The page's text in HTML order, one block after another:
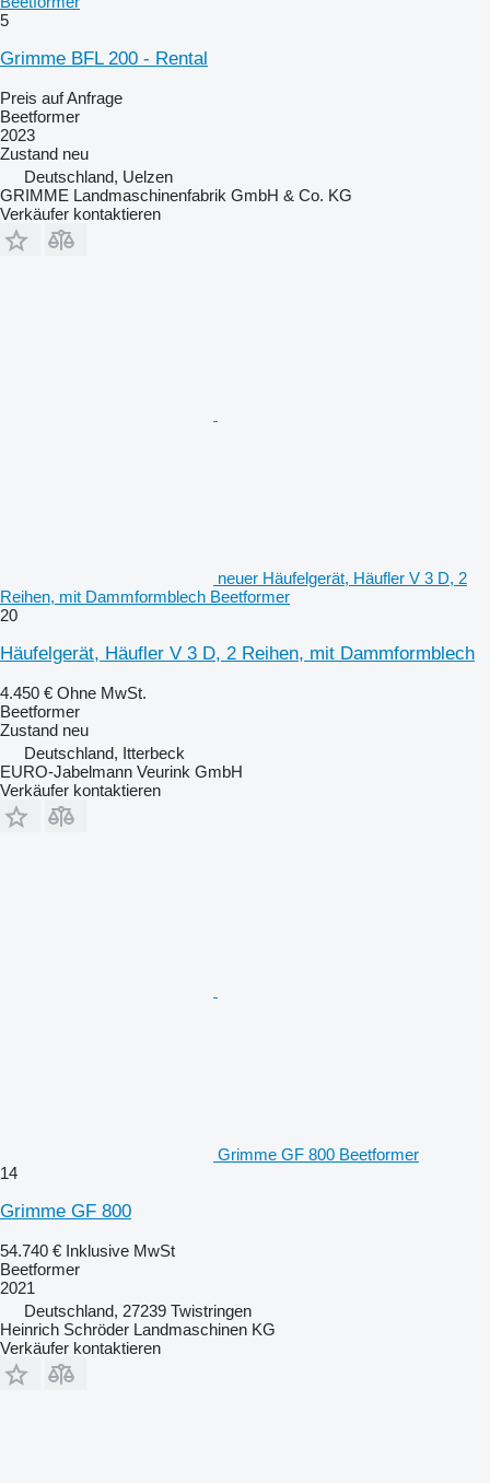
5
Grimme BFL 200 - Rental
Preis auf Anfrage
Beetformer
2023
Zustand neu
Deutschland, Uelzen
GRIMME Landmaschinenfabrik GmbH & Co. KG
Verkäufer kontaktieren
neuer Häufelgerät, Häufler V 3 D, 2
Reihen, mit Dammformblech Beetformer
20
Häufelgerät, Häufler V 3 D, 2 Reihen, mit Dammformblech
4.450 € Ohne MwSt.
Beetformer
Zustand neu
Deutschland, Itterbeck
EURO-Jabelmann Veurink GmbH
Verkäufer kontaktieren
Grimme GF 800 Beetformer
14
Grimme GF 800
54.740 € Inklusive MwSt
Beetformer
2021
Deutschland, 27239 Twistringen
Heinrich Schröder Landmaschinen KG
Verkäufer kontaktieren